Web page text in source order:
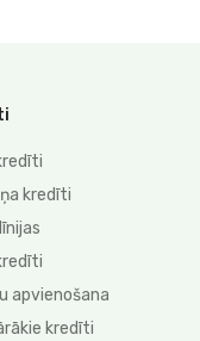
kredīti
apvienošana
kredīti